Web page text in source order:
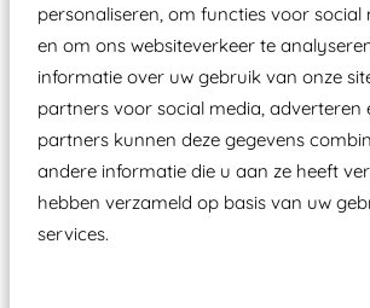
personaliseren, om functies voor social
en om ons websiteverkeer te
informatie over uw gebruik van onze
partners voor social media, adverteren
partners kunnen deze gegevens
andere informatie die u aan ze heeft
hebben verzameld op basis van uw
services.
Vanaf een valhoogte van 1,5
valondergrond onder
zoals kunstgras, rubber tegels of
Elk speeltoestel in de openbare
moet zijn van een typekeuring, -
certificering, uitgegeven door een
aangewezen keuringsinstantie?